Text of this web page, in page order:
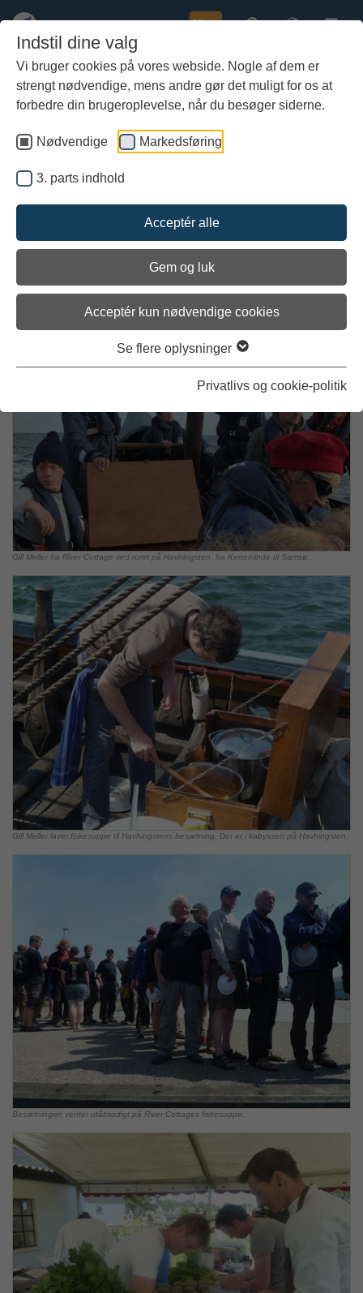
Indstil dine valg
Vi bruger cookies på vores webside. Nogle af dem er
strengt nødvendige, mens andre gør det muligt for os at
forbedre din brugeroplevelse, når du besøger siderne.
Nødvendige Markedsføring
3. parts indhold
Acceptér alle
Gem og luk
Acceptér kun nødvendige cookies
Se flere oplysninger
Privatlivs og cookie-politik
indhold
Køb
Havhingsten, River Cottage og Ny
Nordisk Vikingmad
TV-kokkene fra River Cottage har været et smut i Danmark for at
Nordisk Vikingemad. Sammen med lokale kokke fra Samsø og
et festmåltid til Havhingstens besætning af lokale råvarer fra
Samsø, blandt andet makrel, gutefår, løg og strandkål.
Billederne er taget af musumsinspektør Lonnie Hansen, der står
bag udviklingen af Ny Nordisk Vikingemad.
Gill Meller fra River Cottage ved roret på Havhingsten, fra Kerteminde til Samsø.
Gill Meller laver fiskesuppe til Havhingstens besætning. Det er i kabyssen på Havhingsten.
Besætningen venter utålmodigt på River Cottages fiskesuppe.